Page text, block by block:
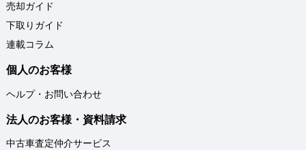
売却ガイド
下取りガイド
連載コラム
個人のお客様
ヘルプ・お問い合わせ
法人のお客様・資料請求
中古車査定仲介サービス